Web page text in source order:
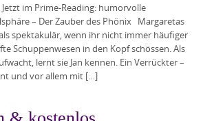
im Prime-Reading: humorvolle
– Der Zauber des Phönix Margaretas
spektakulär, wenn ihr nicht immer häufiger
Schuppenwesen in den Kopf schössen. Als
lernt sie Jan kennen. Ein Verrückter –
und vor allem mit […]